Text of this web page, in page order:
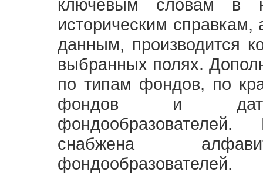
ключевым словам в
историческим
данным, производится
выбранных полях.
по типам фондов, по
фондов и
снабжена
фондообразователей.